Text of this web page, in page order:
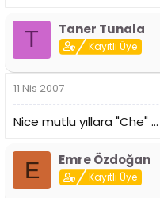
T Taner Tunala
Kayıtlı Üye
11 Nis 2007
Nice mutlu yıllara "Che" ...
E Emre Özdoğan
Kayıtlı Üye